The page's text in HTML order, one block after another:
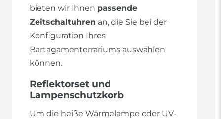
bieten wir Ihnen passende
Zeitschaltuhren an, die Sie bei der
Konfiguration Ihres
Bartagamenterrariums auswählen
können.
Reflektorset und
Lampenschutzkorb
Um die heiße Wärmelampe oder UV-